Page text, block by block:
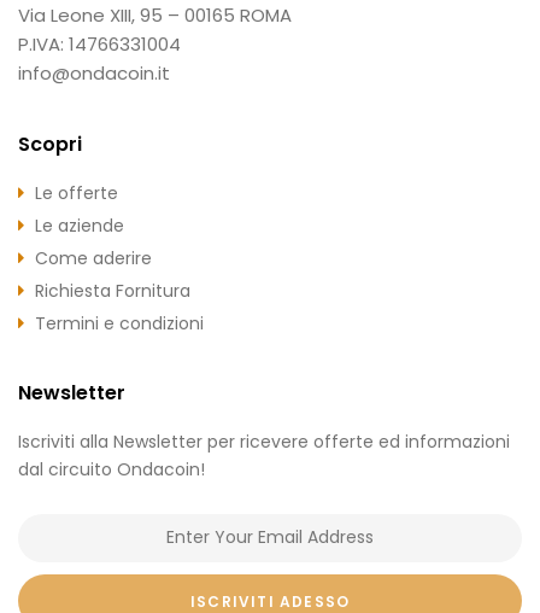
Via Leone XIII, 95 – 00165 ROMA
P.IVA: 14766331004
info@ondacoin.it
Scopri
Le offerte
Le aziende
Come aderire
Richiesta Fornitura
Termini e condizioni
Newsletter
Iscriviti alla Newsletter per ricevere offerte ed informazioni
dal circuito Ondacoin!
ISCRIVITI ADESSO